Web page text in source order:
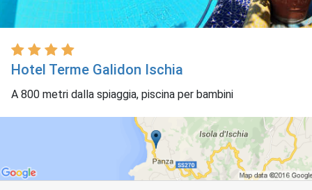
Hotel Terme Galidon Ischia
A 800 metri dalla spiaggia, piscina per bambini